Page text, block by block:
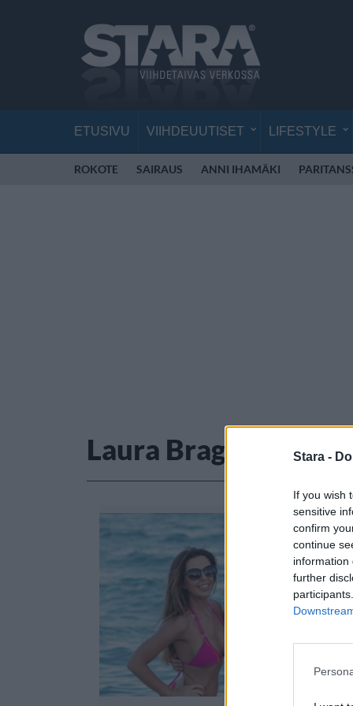
Stara -
If you wish
sensitive
confirm
continue
information
further
ETUSIVU VIIHDEUUTISET LIFESTYLE
ROKOTE SAIRAUS ANNI IHAMÄKI
Laura Bragato